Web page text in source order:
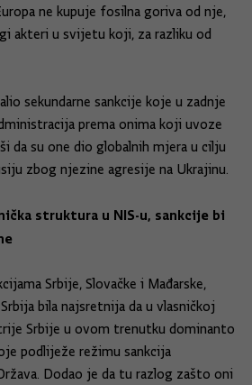
ne kupuje fosilna goriva od nje,
akteri u svijetu koji, za razliku od
sekundarne sankcije koje u zadnje
prema onima koji uvoze
da su one dio globalnih mjera u cilju
zbog njezine agresije na Ukrajinu.
struktura u NIS-u, sankcije bi
Srbije, Slovačke i Mađarske,
bila najsretnija da u vlasničkoj
Srbije u ovom trenutku dominanto
podliježe režimu sankcija
Dodao je da tu razlog zašto oni